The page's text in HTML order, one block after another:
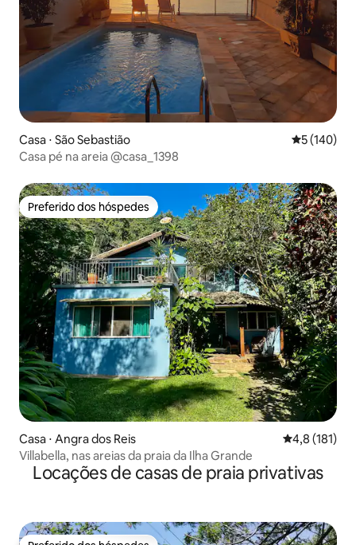
Casa ⋅ São Sebastião 5 de uma
5 (140)
Casa pé na areia @casa_1398
Preferido dos hóspedes
Preferido dos hóspedes
Casa ⋅ Angra dos Reis 4,8 de uma
4,8 (181)
Villabella, nas areias da praia da Ilha Grande
Locações de casas de praia privativas